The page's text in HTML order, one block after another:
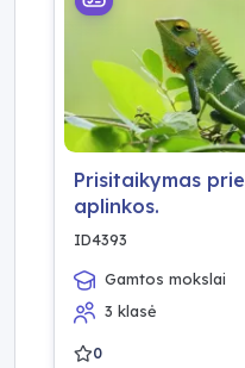
Prisitaikymas prie
aplinkos.
ID4393
Gamtos mokslai
3 klasė
0